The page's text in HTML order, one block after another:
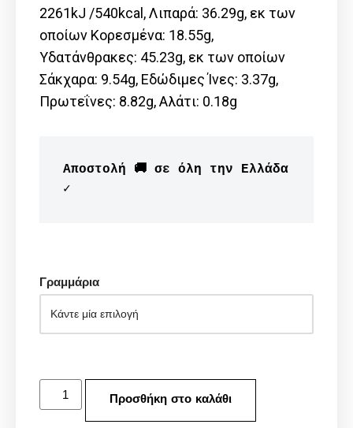
2261kJ /540kcal, Λιπαρά: 36.29g, εκ των
οποίων Kορεσμένα: 18.55g,
Υδατάνθρακες: 45.23g, εκ των οποίων
Σάκχαρα: 9.54g, Εδώδιμες Ίνες: 3.37g,
Πρωτεΐνες: 8.82g, Αλάτι: 0.18g
Αποστολή 🚚 σε όλη την Ελλάδα
✓
Γραμμάρια
Προσθήκη στο καλάθι